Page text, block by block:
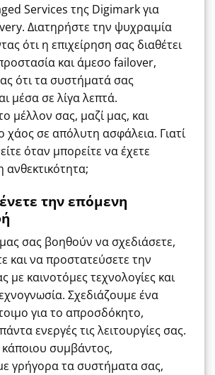
Services της Digimark για
Διατηρήστε την ψυχραιμία
ότι η επιχείρηση σας διαθέτει
και άμεσο failover,
ότι τα συστήματά σας
μέσα σε λίγα λεπτά.
μέλλον σας, μαζί μας, και
χάος σε απόλυτη ασφάλεια. Γιατί
όταν μπορείτε να έχετε
την επόμενη
σας βοηθούν να σχεδιάσετε,
και να προστατεύσετε την
με καινοτόμες τεχνολογίες και
Σχεδιάζουμε ένα
για το απροσδόκητο,
ενεργές τις λειτουργίες σας.
συμβάντος,
γρήγορα τα συστήματα σας,